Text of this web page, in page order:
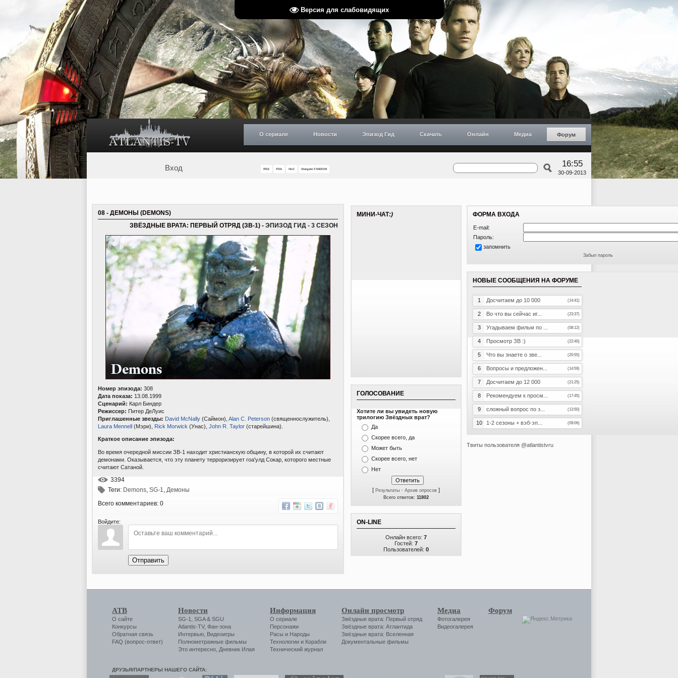
Версия для слабовидящих
О сериале Новости Эпизод Гид Скачать Онлайн Медиа Форум
Вход RSS PDA НиС Stargate FANDOM
16:55
30-09-2013
08 - ДЕМОНЫ (DEMONS)
ЗВЁЗДНЫЕ ВРАТА: ПЕРВЫЙ ОТРЯД (ЗВ-1) - ЭПИЗОД ГИД - 3 СЕЗОН
Номер эпизода: 308
Дата показа: 13.08.1999
Сценарий: Карл Биндер
Режиссер: Питер ДеЛуис
Приглашенные звезды: David McNally (Саймон), Alan C. Peterson (священнослужитель),
Laura Mennell (Мэри), Rick Morwick (Унас), John R. Taylor (старейшина).
Краткое описание эпизода:
Во время очередной миссии ЗВ-1 находит христианскую общину, в которой их считают
демонами. Оказывается, что эту планету терроризирует гоа'улд Сокар, которого местные
считают Сатаной.
3394
Теги: Demons, SG-1, Демоны
Всего комментариев: 0
Войдите:
Отправить
МИНИ-ЧАТ:)
ГОЛОСОВАНИЕ
Хотите ли вы увидеть новую
трилогию Звёздных врат?
Да
Скорее всего, да
Может быть
Скорее всего, нет
Нет
[ Результаты · Архив опросов ]
Всего ответов: 11802
ON-LINE
Онлайн всего: 7
Гостей: 7
Пользователей: 0
ФОРМА ВХОДА
E-mail:
Пароль:
запомнить
Забыл пароль
НОВЫЕ СООБЩЕНИЯ НА ФОРУМЕ
1 Досчитаем до 10 000 (14:41)
2 Во что вы сейчас иг... (23:37)
3 Угадываем фильм по ... (08:12)
4 Просмотр ЗВ :) (22:40)
5 Что вы знаете о зве... (20:55)
6 Вопросы и предложен... (14:59)
7 Досчитаем до 12 000 (21:25)
8 Рекомендуем к просм... (17:45)
9 сложный вопрос по з... (13:50)
10 1-2 сезоны + вэб-эп... (09:06)
Твиты пользователя @atlantistvru
АТВ
О сайте
Конкурсы
Обратная связь
FAQ (вопрос-ответ)
Новости
SG-1 SGA& SGU
Atlantis-TV, Фан-зона
Интервью Видеоигры
Полнометражные фильмы
Это интересно Дневник Илая
Информация
О сериале
Персонажи
Расы и Народы
Технологии и Корабли
Технический журнал
Онлайн просмотр
Звёздные врата: Первый отряд
Звёздные врата: Атлантида
Звёздные врата: Вселенная
Документальные фильмы
Медиа
Фотогалерея
Видеогалерея
Форум
ДРУЗЬЯ/ПАРТНЕРЫ НАШЕГО САЙТА: